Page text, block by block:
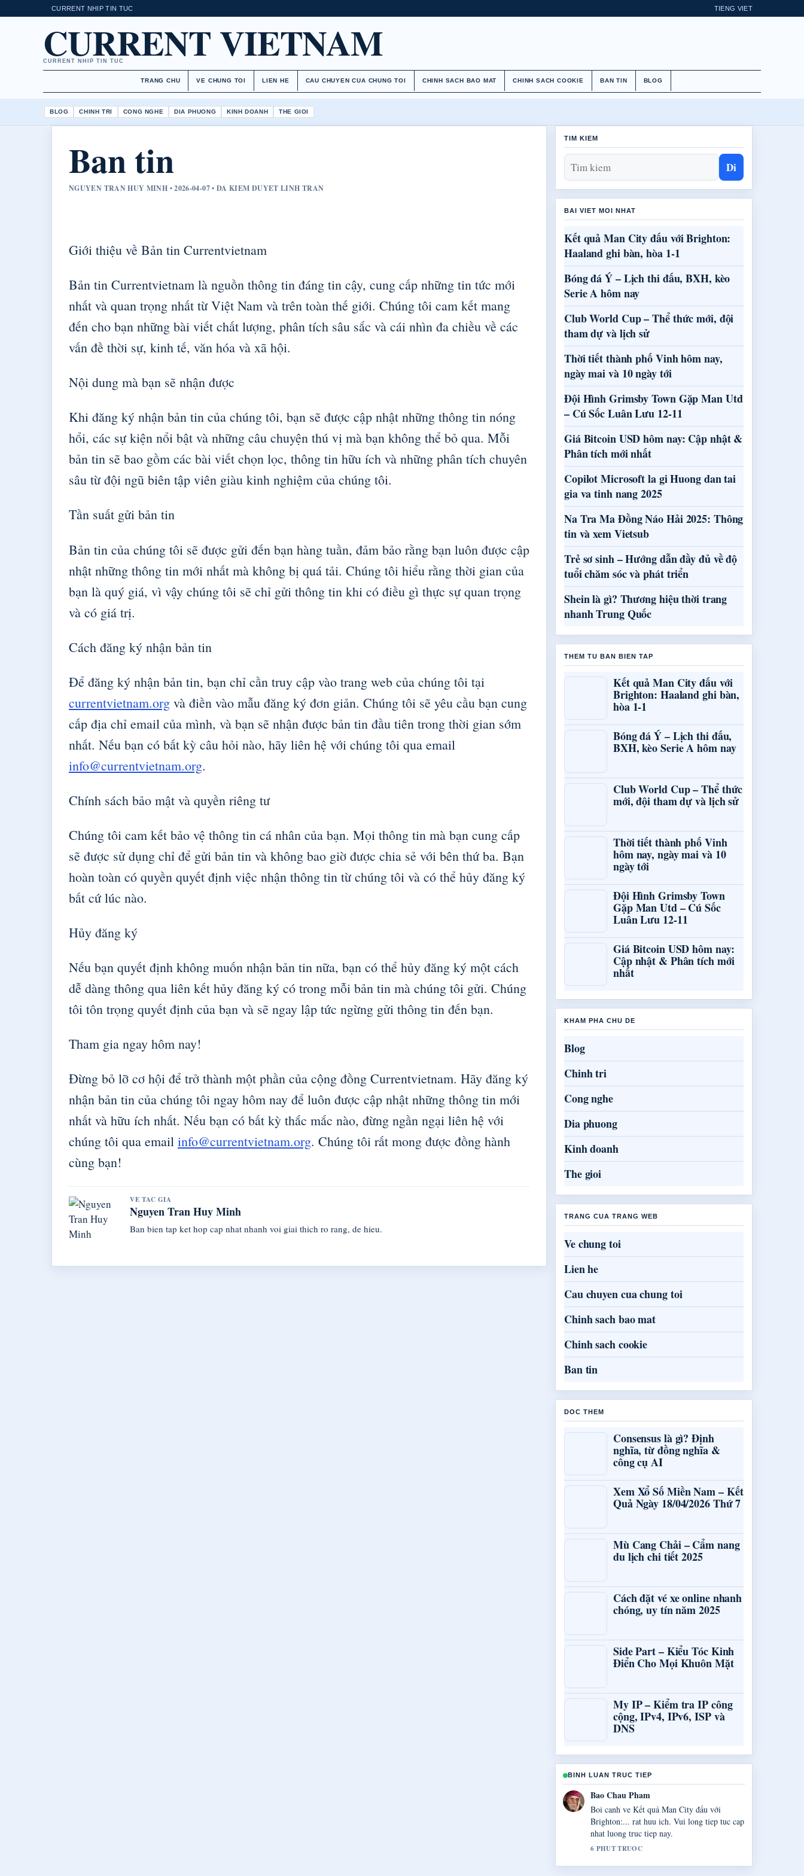
CURRENT NHIP TIN TUC TIENG VIET
CURRENT VIETNAM
CURRENT NHIP TIN TUC
TRANG CHU VE CHUNG TOI LIEN HE CAU CHUYEN CUA CHUNG TOI CHINH SACH BAO MAT CHINH SACH COOKIE BAN TIN BLOG
BLOG CHINH TRI CONG NGHE DIA PHUONG KINH DOANH THE GIOI
Ban tin
NGUYEN TRAN HUY MINH • 2026-04-07 • DA KIEM DUYET LINH TRAN
Giới thiệu về Bản tin Currentvietnam
Bản tin Currentvietnam là nguồn thông tin đáng tin cậy, cung cấp những tin tức mới
nhất và quan trọng nhất từ Việt Nam và trên toàn thế giới. Chúng tôi cam kết mang
đến cho bạn những bài viết chất lượng, phân tích sâu sắc và cái nhìn đa chiều về các
vấn đề thời sự, kinh tế, văn hóa và xã hội.
Nội dung mà bạn sẽ nhận được
Khi đăng ký nhận bản tin của chúng tôi, bạn sẽ được cập nhật những thông tin nóng
hổi, các sự kiện nổi bật và những câu chuyện thú vị mà bạn không thể bỏ qua. Mỗi
bản tin sẽ bao gồm các bài viết chọn lọc, thông tin hữu ích và những phân tích chuyên
sâu từ đội ngũ biên tập viên giàu kinh nghiệm của chúng tôi.
Tần suất gửi bản tin
Bản tin của chúng tôi sẽ được gửi đến bạn hàng tuần, đảm bảo rằng bạn luôn được cập
nhật những thông tin mới nhất mà không bị quá tải. Chúng tôi hiểu rằng thời gian của
bạn là quý giá, vì vậy chúng tôi sẽ chỉ gửi thông tin khi có điều gì thực sự quan trọng
và có giá trị.
Cách đăng ký nhận bản tin
Để đăng ký nhận bản tin, bạn chỉ cần truy cập vào trang web của chúng tôi tại
currentvietnam.org và điền vào mẫu đăng ký đơn giản. Chúng tôi sẽ yêu cầu bạn cung
cấp địa chỉ email của mình, và bạn sẽ nhận được bản tin đầu tiên trong thời gian sớm
nhất. Nếu bạn có bất kỳ câu hỏi nào, hãy liên hệ với chúng tôi qua email
info@currentvietnam.org.
Chính sách bảo mật và quyền riêng tư
Chúng tôi cam kết bảo vệ thông tin cá nhân của bạn. Mọi thông tin mà bạn cung cấp
sẽ được sử dụng chỉ để gửi bản tin và không bao giờ được chia sẻ với bên thứ ba. Bạn
hoàn toàn có quyền quyết định việc nhận thông tin từ chúng tôi và có thể hủy đăng ký
bất cứ lúc nào.
Hủy đăng ký
Nếu bạn quyết định không muốn nhận bản tin nữa, bạn có thể hủy đăng ký một cách
dễ dàng thông qua liên kết hủy đăng ký có trong mỗi bản tin mà chúng tôi gửi. Chúng
tôi tôn trọng quyết định của bạn và sẽ ngay lập tức ngừng gửi thông tin đến bạn.
Tham gia ngay hôm nay!
Đừng bỏ lỡ cơ hội để trở thành một phần của cộng đồng Currentvietnam. Hãy đăng ký
nhận bản tin của chúng tôi ngay hôm nay để luôn được cập nhật những thông tin mới
nhất và hữu ích nhất. Nếu bạn có bất kỳ thắc mắc nào, đừng ngần ngại liên hệ với
chúng tôi qua email info@currentvietnam.org. Chúng tôi rất mong được đồng hành
cùng bạn!
VE TAC GIA
Nguyen Tran Huy Minh
Ban bien tap ket hop cap nhat nhanh voi giai thich ro rang, de hieu.
TIM KIEM
Di
BAI VIET MOI NHAT
Kết quả Man City đấu với Brighton:
Haaland ghi bàn, hòa 1-1
Bóng đá Ý – Lịch thi đấu, BXH, kèo
Serie A hôm nay
Club World Cup – Thể thức mới, đội
tham dự và lịch sử
Thời tiết thành phố Vinh hôm nay,
ngày mai và 10 ngày tới
Đội Hình Grimsby Town Gặp Man Utd
– Cú Sốc Luân Lưu 12-11
Giá Bitcoin USD hôm nay: Cập nhật &
Phân tích mới nhất
Copilot Microsoft la gi Huong dan tai
gia va tinh nang 2025
Na Tra Ma Đồng Náo Hải 2025: Thông
tin và xem Vietsub
Trẻ sơ sinh – Hướng dẫn đầy đủ về độ
tuổi chăm sóc và phát triển
Shein là gì? Thương hiệu thời trang
nhanh Trung Quốc
THEM TU BAN BIEN TAP
Kết quả Man City đấu với
Brighton: Haaland ghi bàn,
hòa 1-1
Bóng đá Ý – Lịch thi đấu,
BXH, kèo Serie A hôm nay
Club World Cup – Thể thức
mới, đội tham dự và lịch sử
Thời tiết thành phố Vinh
hôm nay, ngày mai và 10
ngày tới
Đội Hình Grimsby Town
Gặp Man Utd – Cú Sốc
Luân Lưu 12-11
Giá Bitcoin USD hôm nay:
Cập nhật & Phân tích mới
nhất
KHAM PHA CHU DE
Blog
Chinh tri
Cong nghe
Dia phuong
Kinh doanh
The gioi
TRANG CUA TRANG WEB
Ve chung toi
Lien he
Cau chuyen cua chung toi
Chinh sach bao mat
Chinh sach cookie
Ban tin
DOC THEM
Consensus là gì? Định
nghĩa, từ đồng nghĩa &
công cụ AI
Xem Xổ Số Miền Nam – Kết
Quả Ngày 18/04/2026 Thứ 7
Mù Cang Chải – Cẩm nang
du lịch chi tiết 2025
Cách đặt vé xe online nhanh
chóng, uy tín năm 2025
Side Part – Kiểu Tóc Kinh
Điển Cho Mọi Khuôn Mặt
My IP – Kiểm tra IP công
cộng, IPv4, IPv6, ISP và
DNS
BINH LUAN TRUC TIEP
Quang Huy Vo
Bao phu ve Bóng đá Ý &#8211; Lịch thi
đấu,... rat chac chan va de theo doi.
8 PHUT TRUOC